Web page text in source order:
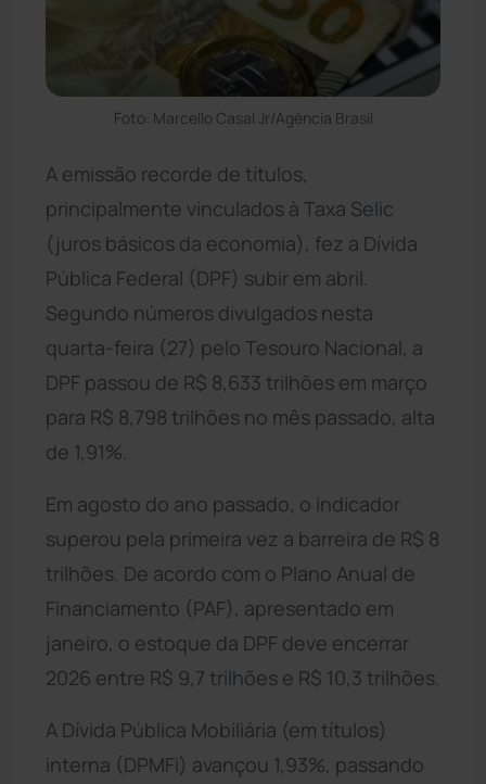
Foto: Marcello Casal Jr/Agência Brasil
A emissão recorde de títulos,
principalmente vinculados à Taxa Selic
(juros básicos da economia), fez a Dívida
Pública Federal (DPF) subir em abril.
Segundo números divulgados nesta
quarta-feira (27) pelo Tesouro Nacional, a
DPF passou de R$ 8,633 trilhões em março
para R$ 8,798 trilhões no mês passado, alta
de 1,91%.
Em agosto do ano passado, o indicador
superou pela primeira vez a barreira de R$ 8
trilhões. De acordo com o Plano Anual de
Financiamento (PAF), apresentado em
janeiro, o estoque da DPF deve encerrar
2026 entre R$ 9,7 trilhões e R$ 10,3 trilhões.
A Dívida Pública Mobiliária (em títulos)
interna (DPMFi) avançou 1,93%, passando